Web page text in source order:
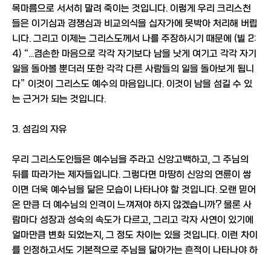
목마름으로 서서히 말려 죽이는 것입니다. 이렇게 우리 크리스천
들은 이기심과 경쟁심과 비교의식을 십자가에 못박아 처리해 버립
니다. 그리고 이제는 그리스도께서 나를 주장하시기 때문에 (빌 2:
4) “...겸손한 마음으로 각각 자기보다 남을 낫게 여기고 각각 자기
일을 돌아볼 뿐더러 또한 각각 다른 사람들의 일을 돌아보게 됩니
다” 이것이 그리스도 예수의 마음입니다. 이것이 남을 섬길 수 있
는 근거가 되는 것입니다.
3. 섬김의 자유
우리 그리스도인들은 예수님을 주라고 신앙고백하고, 그 주님의
뒤를 따라가는 제자들입니다. 그렇다면 마땅히 신앙의 연륜이 쌓
이면 더욱 예수님을 닮은 모습이 나타나야 할 것입니다. 오랜 믿어
온 만큼 더 예수님의 인격이 느껴져야 하지 않겠습니까? 물론 사
람마다 성장과 성숙의 속도가 다르고, 그리고 각자 사연이 있기에
얼마만큼 변화 되었는지, 그 정도 차이는 있을 것입니다. 이런 차이
를 인정하고서도 기본적으로 주님을 닮아가는 흔적이 나타나야 하